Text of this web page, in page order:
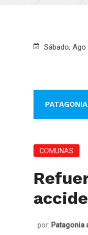
Sábado, Ago
COMUNAS
por: Patagonia